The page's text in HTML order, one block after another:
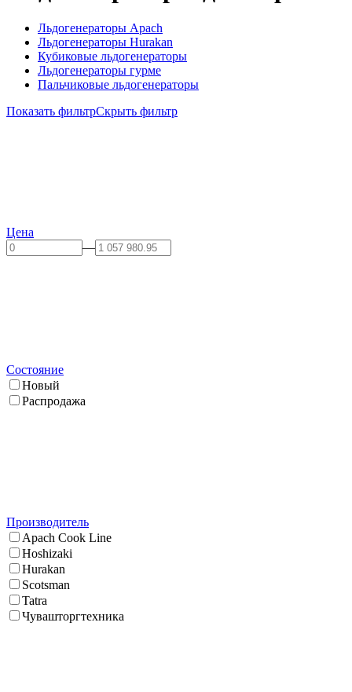
Льдогенераторы Apach
Льдогенераторы Hurakan
Кубиковые льдогенераторы
Льдогенераторы гурме
Пальчиковые льдогенераторы
Показать фильтрСкрыть фильтр
Цена
—
Состояние
Новый
Распродажа
Производитель
Apach Cook Line
Hoshizaki
Hurakan
Scotsman
Tatra
Чувашторгтехника